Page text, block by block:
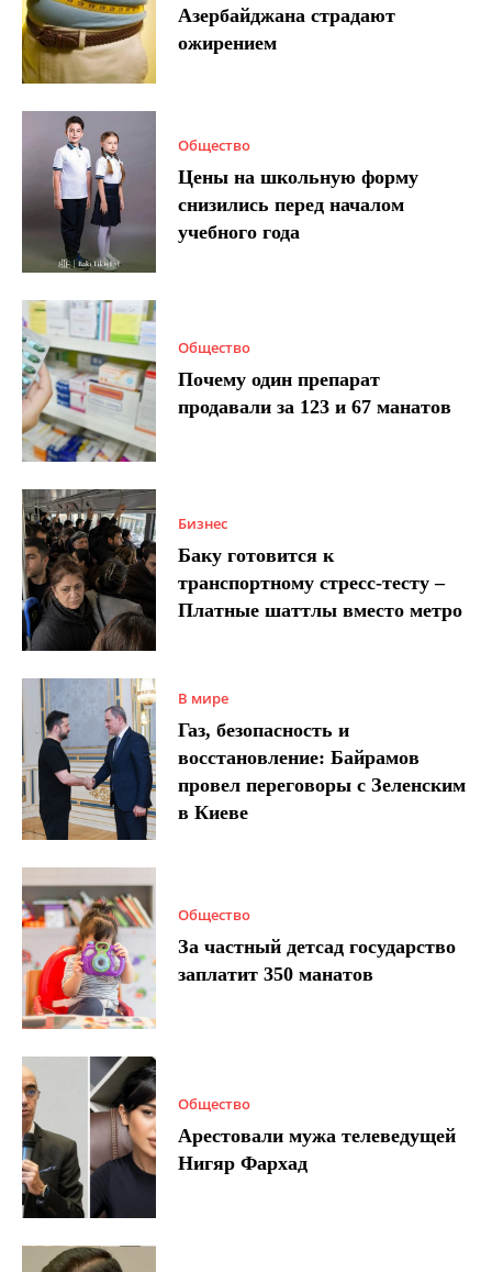
Азербайджана страдают
ожирением
Общество
Цены на школьную форму
снизились перед началом
учебного года
Общество
Почему один препарат
продавали за 123 и 67 манатов
Бизнес
Баку готовится к
транспортному стресс-тесту –
Платные шаттлы вместо метро
В мире
Газ, безопасность и
восстановление: Байрамов
провел переговоры с Зеленским
в Киеве
Общество
За частный детсад государство
заплатит 350 манатов
Общество
Арестовали мужа телеведущей
Нигяр Фархад